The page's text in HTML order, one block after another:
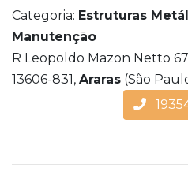
Categoria: Estruturas
Manutenção
R Leopoldo Mazon Netto
13606-831, Araras (São